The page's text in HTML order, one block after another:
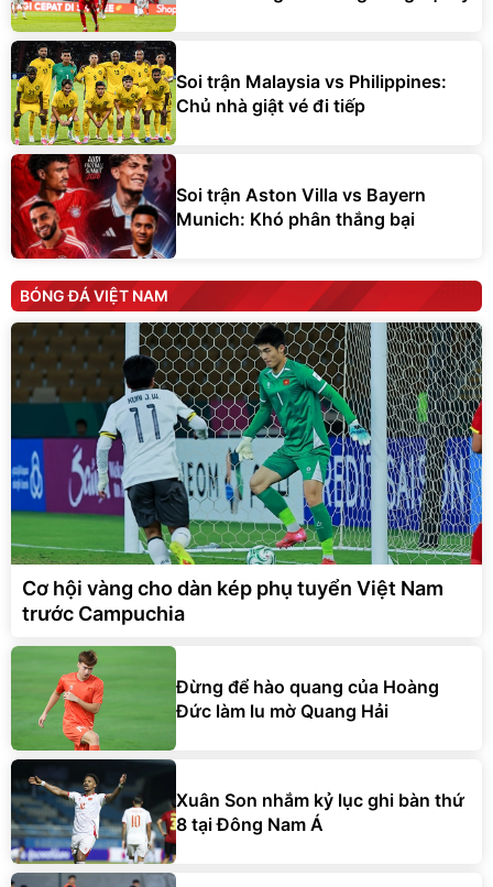
Soi trận Malaysia vs Philippines:
Chủ nhà giật vé đi tiếp
Soi trận Aston Villa vs Bayern
Munich: Khó phân thắng bại
BÓNG ĐÁ VIỆT NAM
Cơ hội vàng cho dàn kép phụ tuyển Việt Nam
trước Campuchia
Đừng để hào quang của Hoàng
Đức làm lu mờ Quang Hải
Xuân Son nhắm kỷ lục ghi bàn thứ
8 tại Đông Nam Á